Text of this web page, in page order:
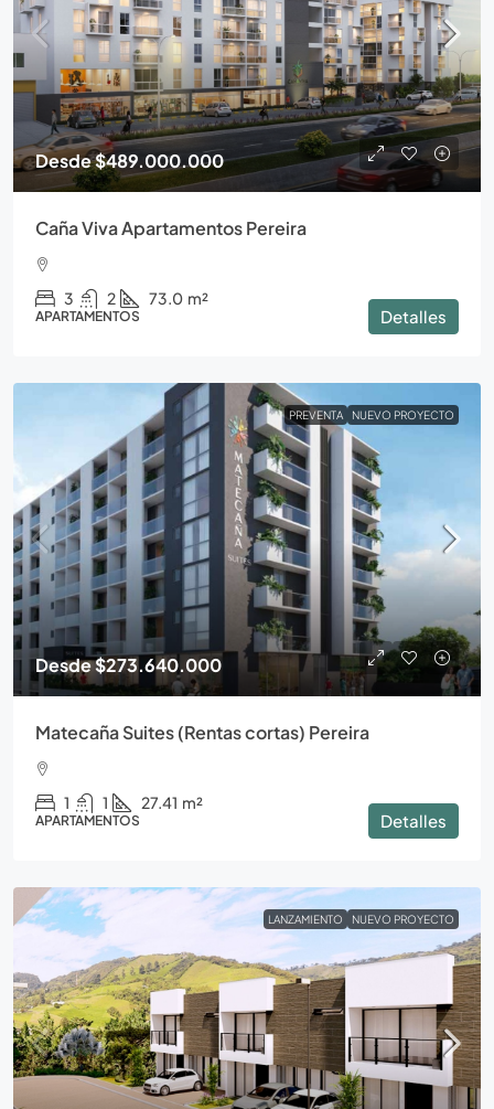
Desde$489.000.000
Caña Viva Apartamentos Pereira
3 2 73.0 m²
APARTAMENTOS Detalles
PREVENTA NUEVO PROYECTO
Desde$273.640.000
Matecaña Suites (Rentas cortas) Pereira
1 1 27.41 m²
APARTAMENTOS Detalles
LANZAMIENTO NUEVO PROYECTO